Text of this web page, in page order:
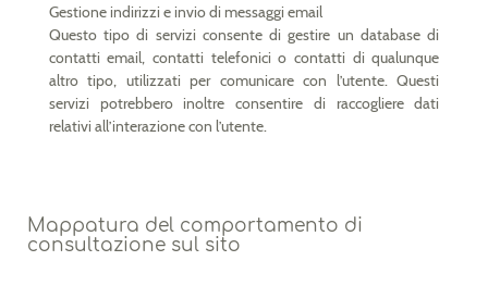
Gestione indirizzi e invio di messaggi email
Questo tipo di servizi consente di gestire un database di
contatti email, contatti telefonici o contatti di qualunque
altro tipo, utilizzati per comunicare con l’utente. Questi
servizi potrebbero inoltre consentire di raccogliere dati
relativi all’interazione con l’utente.
Mappatura del comportamento di
consultazione sul sito